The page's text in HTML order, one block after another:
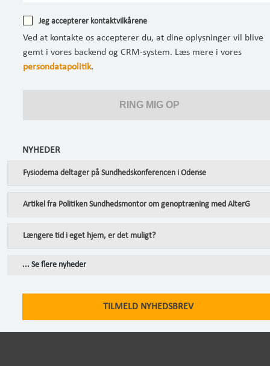
NYHEDER
Fysiodema deltager på Sundhedskonferencen i Odense
Artikel fra Politiken Sundhedsmontor om genoptræning med AlterG
Længere tid i eget hjem, er det muligt?
... Se flere nyheder
TILMELD NYHEDSBREV
Jeg accepterer kontaktvilkårene
Ved at kontakte os accepterer du, at dine oplysninger vil blive
gemt i vores backend og CRM-system. Læs mere i vores
persondatapolitik.